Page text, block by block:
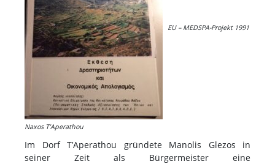
EU – MEDSPA-Projekt 1991
Naxos T’Aperathou
Im Dorf T’Aperathou gründete Manolis Glezos in
seiner Zeit als Bürgermeister eine